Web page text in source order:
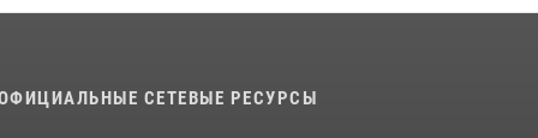
20 июля 2026, 12:26
СЕТЕВЫЕ РЕСУРСЫ